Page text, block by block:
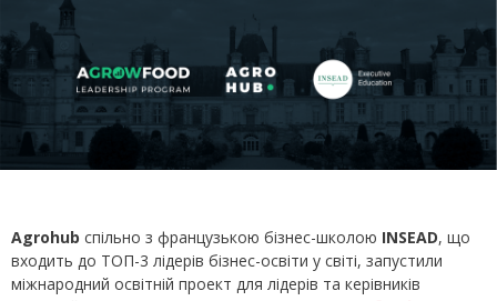
Agrohub спільно з французькою бізнес-школою INSEAD, що
входить до ТОП-3 лідерів бізнес-освіти у світі, запустили
міжнародний освітній проект для лідерів та керівників